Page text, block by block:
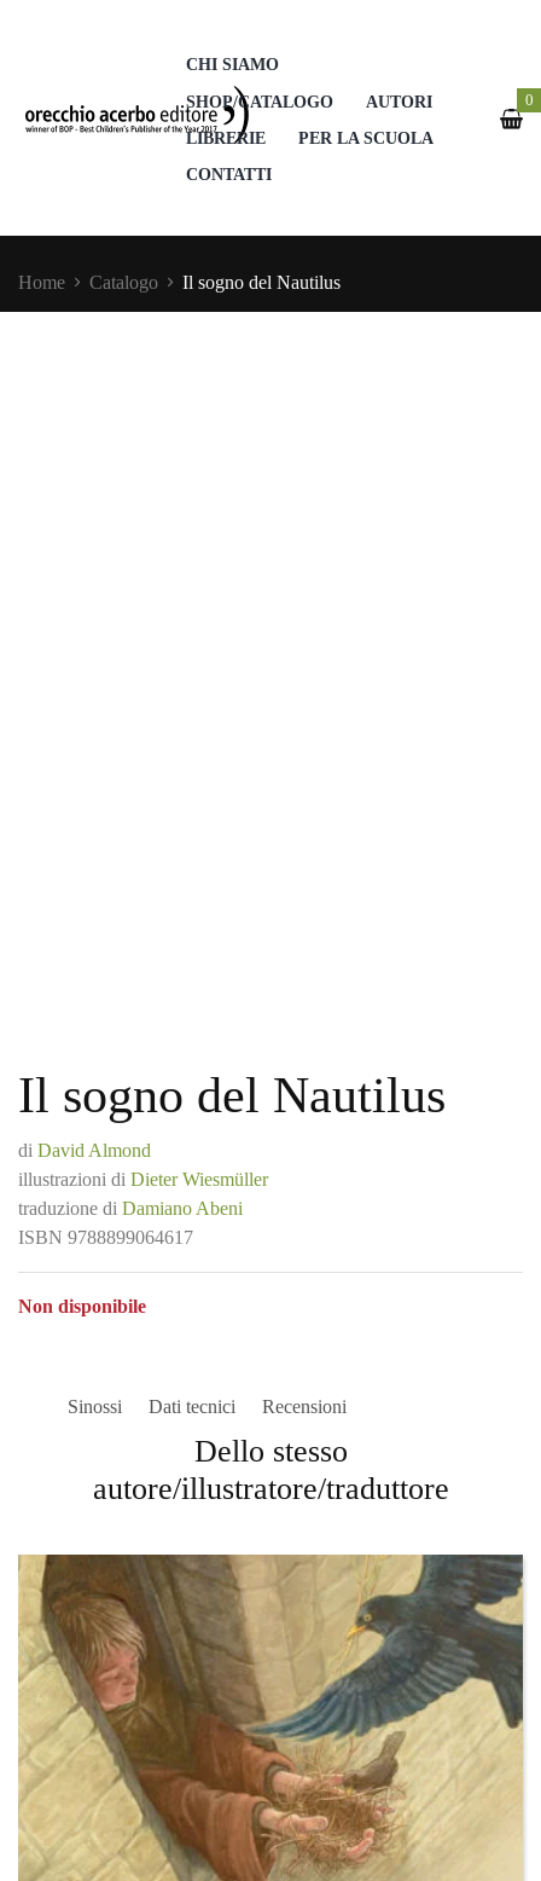
CHI SIAMO
SHOP/CATALOGO
AUTORI
LIBRERIE
PER LA SCUOLA
CONTATTI
0
Home Catalogo Il sogno del Nautilus
Il sogno del Nautilus
di David Almond
illustrazioni di Dieter Wiesmüller
traduzione di Damiano Abeni
ISBN 9788899064617
Non disponibile
Sinossi Dati tecnici Recensioni
Dello stesso
autore/illustratore/traduttore